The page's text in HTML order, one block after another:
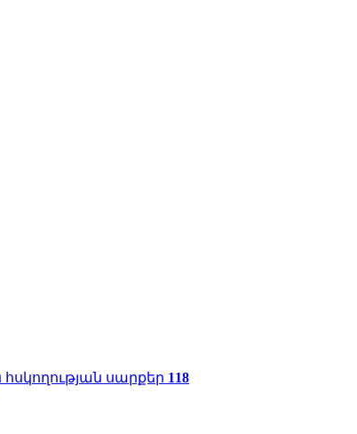
սարքեր 118